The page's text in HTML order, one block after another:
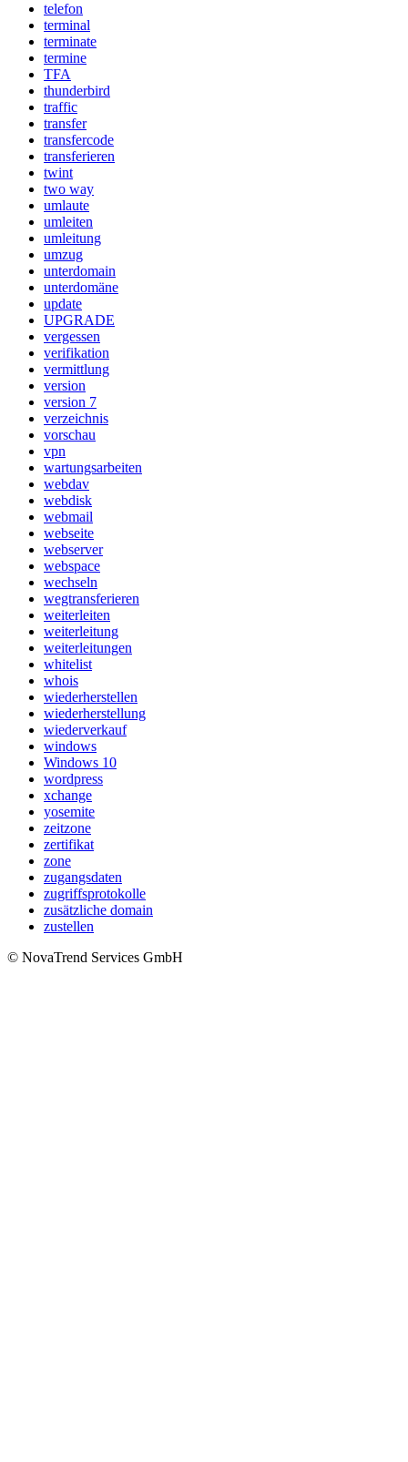
telefon
terminal
terminate
termine
TFA
thunderbird
traffic
transfer
transfercode
transferieren
twint
two way
umlaute
umleiten
umleitung
umzug
unterdomain
unterdomäne
update
UPGRADE
vergessen
verifikation
vermittlung
version
version 7
verzeichnis
vorschau
vpn
wartungsarbeiten
webdav
webdisk
webmail
webseite
webserver
webspace
wechseln
wegtransferieren
weiterleiten
weiterleitung
weiterleitungen
whitelist
whois
wiederherstellen
wiederherstellung
wiederverkauf
windows
Windows 10
wordpress
xchange
yosemite
zeitzone
zertifikat
zone
zugangsdaten
zugriffsprotokolle
zusätzliche domain
zustellen
© NovaTrend Services GmbH